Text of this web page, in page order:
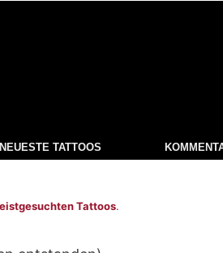
NEUESTE TATTOOS
Tattoos.